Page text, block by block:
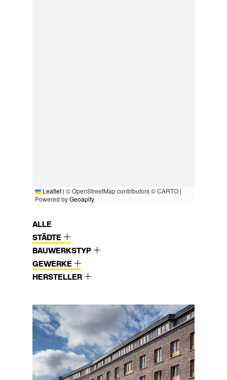
Leaflet | © OpenStreetMap contributors © CARTO |
Powered byGeoapify
ALLE
STÄDTE
BAUWERKSTYP
GEWERKE
HERSTELLER